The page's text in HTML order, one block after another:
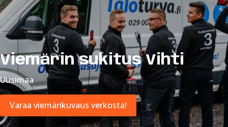
Viemärin sukitus Vihti
Uusimaa
Varaa viemärikuvaus verkosta!